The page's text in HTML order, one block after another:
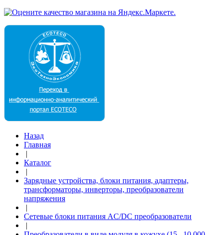
Назад
Главная
|
Каталог
|
Зарядные устройства, блоки питания, адаптеры,
трансформаторы, инверторы, преобразователи
напряжения
|
Сетевые блоки питания AC/DC преобразователи
|